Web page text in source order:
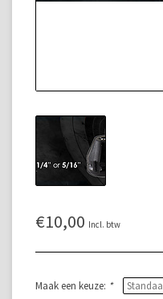
€10,00 Incl. btw
Maak een keuze: *